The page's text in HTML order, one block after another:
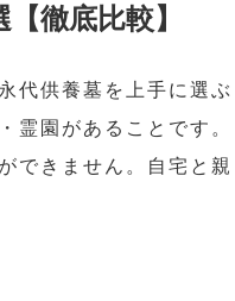
徹底比較】
代供養墓を上手に選ぶ
霊園があることです。
できません。自宅と親